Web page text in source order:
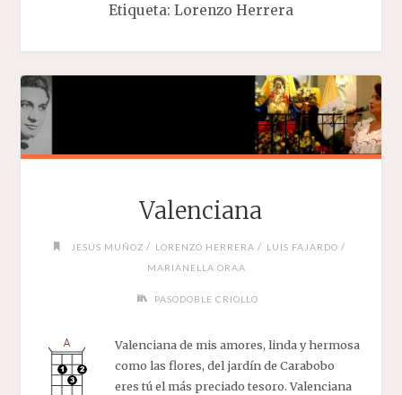
Etiqueta: Lorenzo Herrera
Valenciana
JESÚS MUÑOZ / LORENZO HERRERA / LUIS FAJARDO /
MARIANELLA ORAA
PASODOBLE CRIOLLO
Valenciana de mis amores, linda y hermosa
como las flores, del jardín de Carabobo
eres tú el más preciado tesoro. Valenciana